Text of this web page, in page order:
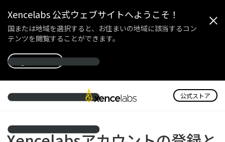
Xencelabs 公式ウェブサイトへようこそ！
国または地域を選択すると、お住まいの地域に該当するコン
テンツを閲覧することができます。
公式ストア